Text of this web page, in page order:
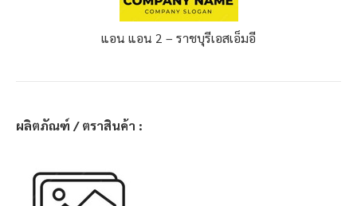
แอน แอน 2 – ราชบุรีเอสเอ็มอี
ผลิตภัณฑ์ / ตราสินค้า :